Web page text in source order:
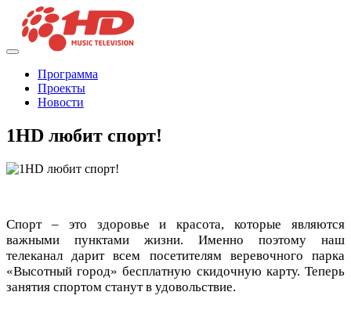
Программа
Проекты
Новости
1HD любит спорт!
Спорт – это здоровье и красота, которые являются
важными пунктами жизни. Именно поэтому наш
телеканал дарит всем посетителям веревочного парка
«Высотный город» бесплатную скидочную карту. Теперь
занятия спортом станут в удовольствие.